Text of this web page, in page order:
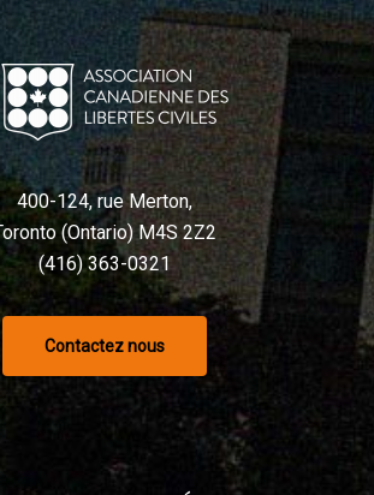
400-124, rue Merton,
(Ontario) M4S 2Z2
(416) 363-0321
Contactez nous